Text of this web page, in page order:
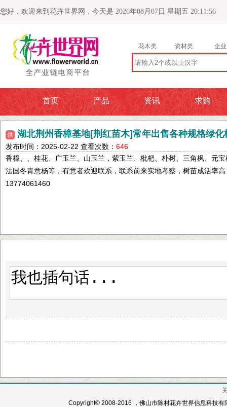
您好，欢迎来到花卉世界网，今天是 2026年08月07日 星期五 20:11:57
花木类 资材类 企业
首页 产品 资讯 求购
供 湖北荆州香樟基地[荆红苗木]常年出售各种规格绿化
发布时间：2025-02-22 查看次数： 646
香樟、、桂花、广玉兰、山玉兰，紫玉兰、枇杷、朴树、三角枫、元
法国冬青意杨等，有意者欢迎联系，联系前来实地考察，树苗成活率
13774061460
Copyright© 2008-2016 ，佛山市陈村花卉世界信息科技有